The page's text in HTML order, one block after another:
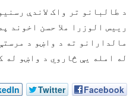
د طالبانو تر واک لاندې
رییس الوزرا ملا حسن اخوند
مالدارانو ته د واښو د
له امله یې څاروي د واښو له
Facebook
Twitter